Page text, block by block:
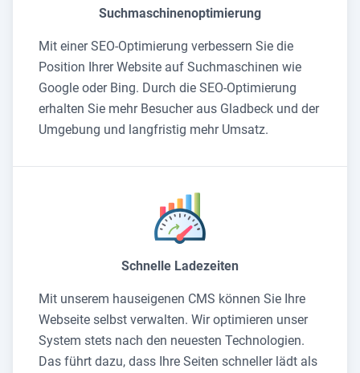
Suchmaschinenoptimierung
Mit einer SEO-Optimierung verbessern Sie die
Position Ihrer Website auf Suchmaschinen wie
Google oder Bing. Durch die SEO-Optimierung
erhalten Sie mehr Besucher aus Gladbeck und der
Umgebung und langfristig mehr Umsatz.
Schnelle Ladezeiten
Mit unserem hauseigenen CMS können Sie Ihre
Webseite selbst verwalten. Wir optimieren unser
System stets nach den neuesten Technologien.
Das führt dazu, dass Ihre Seiten schneller lädt als